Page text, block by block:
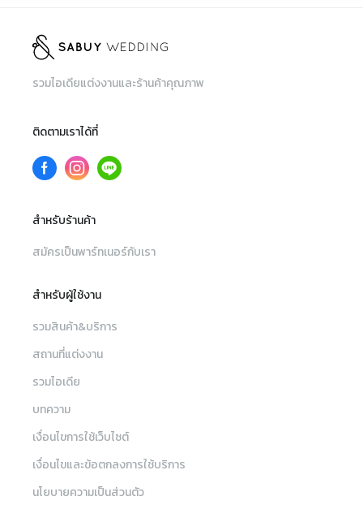
รวมไอเดียแต่งงานและร้านค้าคุณภาพ
ติดตามเราได้ที่
สำหรับร้านค้า
สมัครเป็นพาร์ทเนอร์กับเรา
สำหรับผู้ใช้งาน
รวมสินค้า&บริการ
สถานที่แต่งงาน
รวมไอเดีย
บทความ
เงื่อนไขการใช้เว็บไซต์
เงื่อนไขและข้อตกลงการใช้บริการ
นโยบายความเป็นส่วนตัว